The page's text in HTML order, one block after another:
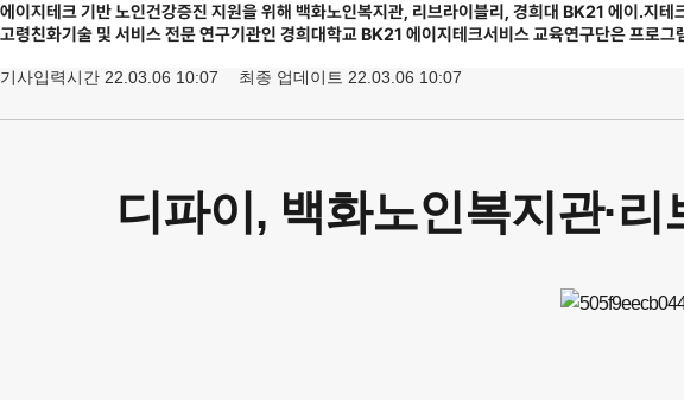
에이지테크 기반 노인건강증진 지원을 위해 백화노인복지관, 리브라이블리, 경희대 BK21 에이.
고령친화기술 및 서비스 전문 연구기관인 경희대학교 BK21 에이지테크서비스 교육연구단은 프로
기사입력시간 22.03.06 10:07 최종 업데이트 22.03.06 10:07
디파이, 백화노인복지관·